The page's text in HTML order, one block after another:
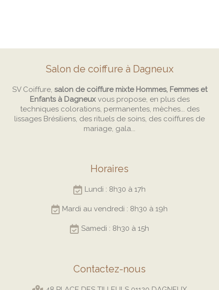
Salon de coiffure à Dagneux
SV Coiffure, salon de coiffure mixte Hommes, Femmes et
Enfants à Dagneuxvous propose, en plus des
techniques colorations, permanentes, mèches... des
lissages Brésiliens, des rituels de soins, des coiffures de
mariage, gala...
Horaires
Lundi : 8h30 à 17h
Mardi au vendredi : 8h30 à 19h
Samedi : 8h30 à 15h
Contactez-nous